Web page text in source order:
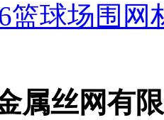
篮球场围网
属丝网有